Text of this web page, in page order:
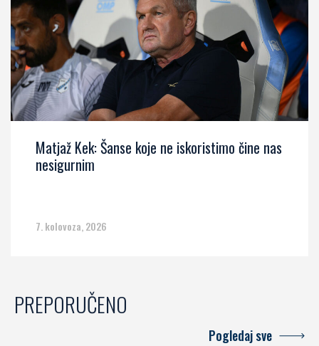
Matjaž Kek: Šanse koje ne iskoristimo čine nas
nesigurnim
7. kolovoza, 2026
PREPORUČENO
Pogledaj sve